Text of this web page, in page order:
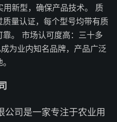
用新型，确保产品技术。 质
量认证，每个型号均带有质
。 市场认可度高：三十多
为业内知名品牌，产品广泛
公司是一家专注于农业用